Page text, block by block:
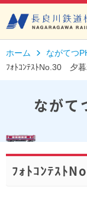
ホーム
ながてつ
ﾌｫﾄｺﾝﾃｽﾄNo.30 夕
ながて
ﾌｫﾄｺﾝﾃｽﾄ